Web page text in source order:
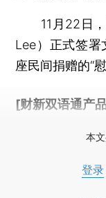
11月22日，
Lee）正式签
座民间捐赠的“
[财新双语通产
本
登录